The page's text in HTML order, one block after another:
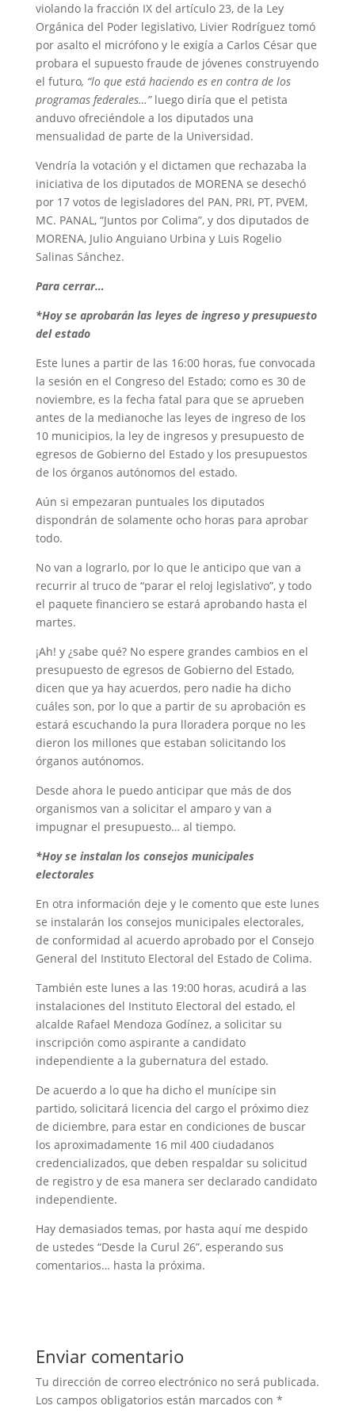
violando la fracción IX del artículo 23, de la Ley
Orgánica del Poder legislativo, Livier Rodríguez tomó
por asalto el micrófono y le exigía a Carlos César que
probara el supuesto fraude de jóvenes construyendo
el futuro, “lo que está haciendo es en contra de los
programas federales…”luego diría que el petista
anduvo ofreciéndole a los diputados una
mensualidad de parte de la Universidad.
Vendría la votación y el dictamen que rechazaba la
iniciativa de los diputados de MORENA se desechó
por 17 votos de legisladores del PAN, PRI, PT, PVEM,
MC. PANAL, “Juntos por Colima”, y dos diputados de
MORENA, Julio Anguiano Urbina y Luis Rogelio
Salinas Sánchez.
Para cerrar…
*Hoy se aprobarán las leyes de ingreso y presupuesto
del estado
Este lunes a partir de las 16:00 horas, fue convocada
la sesión en el Congreso del Estado; como es 30 de
noviembre, es la fecha fatal para que se aprueben
antes de la medianoche las leyes de ingreso de los
10 municipios, la ley de ingresos y presupuesto de
egresos de Gobierno del Estado y los presupuestos
de los órganos autónomos del estado.
Aún si empezaran puntuales los diputados
dispondrán de solamente ocho horas para aprobar
todo.
No van a lograrlo, por lo que le anticipo que van a
recurrir al truco de “parar el reloj legislativo”, y todo
el paquete financiero se estará aprobando hasta el
martes.
¡Ah! y ¿sabe qué? No espere grandes cambios en el
presupuesto de egresos de Gobierno del Estado,
dicen que ya hay acuerdos, pero nadie ha dicho
cuáles son, por lo que a partir de su aprobación es
estará escuchando la pura lloradera porque no les
dieron los millones que estaban solicitando los
órganos autónomos.
Desde ahora le puedo anticipar que más de dos
organismos van a solicitar el amparo y van a
impugnar el presupuesto… al tiempo.
*Hoy se instalan los consejos municipales
electorales
En otra información deje y le comento que este lunes
se instalarán los consejos municipales electorales,
de conformidad al acuerdo aprobado por el Consejo
General del Instituto Electoral del Estado de Colima.
También este lunes a las 19:00 horas, acudirá a las
instalaciones del Instituto Electoral del estado, el
alcalde Rafael Mendoza Godínez, a solicitar su
inscripción como aspirante a candidato
independiente a la gubernatura del estado.
De acuerdo a lo que ha dicho el munícipe sin
partido, solicitará licencia del cargo el próximo diez
de diciembre, para estar en condiciones de buscar
los aproximadamente 16 mil 400 ciudadanos
credencializados, que deben respaldar su solicitud
de registro y de esa manera ser declarado candidato
independiente.
Hay demasiados temas, por hasta aquí me despido
de ustedes “Desde la Curul 26”, esperando sus
comentarios… hasta la próxima.
Enviar comentario
Tu dirección de correo electrónico no será publicada.
Los campos obligatorios están marcados con *